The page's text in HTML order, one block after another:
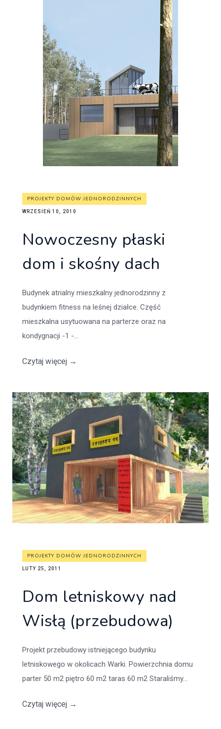
PROJEKTY DOMÓW JEDNORODZINNYCH
WRZESIEŃ 10, 2010
Nowoczesny płaski
dom i skośny dach
Budynek atrialny mieszkalny jednorodzinny z
budynkiem fitness na leśnej działce. Część
mieszkalna usytuowana na parterze oraz na
kondygnacji -1 -...
Czytaj więcej →
PROJEKTY DOMÓW JEDNORODZINNYCH
LUTY 25, 2011
Dom letniskowy nad
Wisłą (przebudowa)
Projekt przebudowy istniejącego budynku
letniskowego w okolicach Warki. Powierzchnia domu
parter 50 m2 piętro 60 m2 taras 60 m2 Staraliśmy...
Czytaj więcej →